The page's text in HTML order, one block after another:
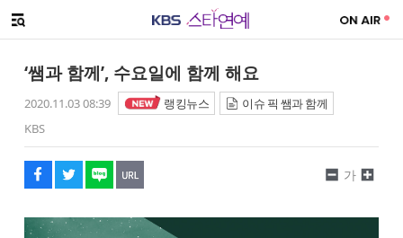
메뉴 열기
‘쌤과 함께’, 수요일에 함께 해요
2020.11.03 08:39 랭킹뉴스
이슈 픽 쌤과 함께
KBS
페이스북
트위터
네이버
URL복사
글씨 작게보기
가
글씨 크게보기